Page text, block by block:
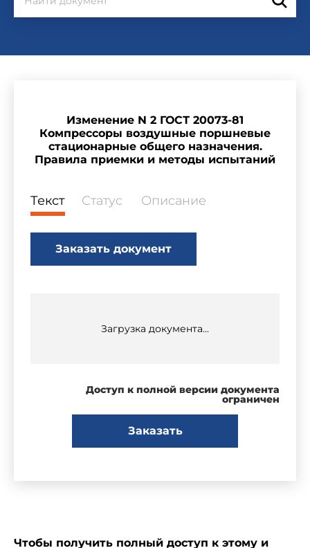
Изменение N 2 ГОСТ 20073-81
Компрессоры воздушные поршневые
стационарные общего назначения.
Правила приемки и методы испытаний
Текст Статус Описание
Заказать документ
Загрузка документа...
Доступ к полной версии документа
ограничен
Заказать
Чтобы получить полный доступ к этому и